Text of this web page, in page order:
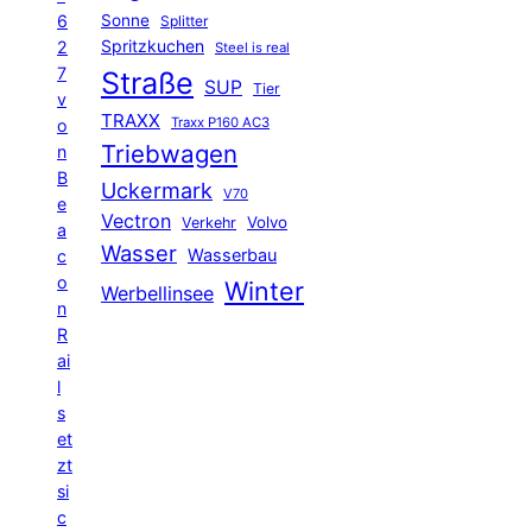
6
2
7
v
o
n
B
e
a
c
o
n
R
ai
l
s
et
zt
si
c
Sonne Splitter
Spritzkuchen Steel is real
Straße SUP Tier
TRAXX Traxx P160 AC3
Triebwagen
Uckermark V70
Vectron Verkehr Volvo
Wasser Wasserbau
Werbellinsee Winter